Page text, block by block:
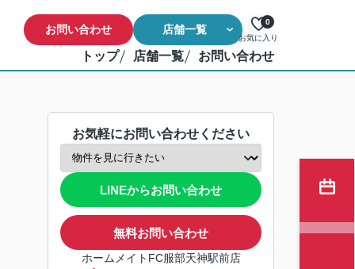
お問い合わせ 店舗一覧
お気に入り
0
トップ 店舗一覧 お問い合わせ
お気軽にお問い合わせください
LINEからお問い合わせ
無料お問い合わせ
ホームメイトFC服部天神駅前店